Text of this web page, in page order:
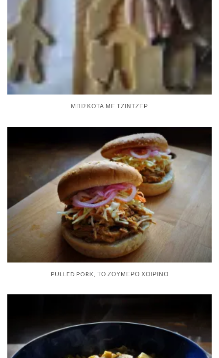
ΜΠΙΣΚΌΤΑ ΜΕ ΤΖΊΝΤΖΕΡ
PULLED PORK, ΤΟ ΖΟΥΜΕΡΌ ΧΟΙΡΙΝΌ